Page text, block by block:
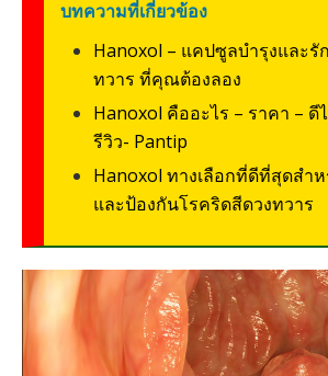
บทความที่เกี่ยวข้อง
Hanoxol – แคปซูลบำรุงและรั
ทวาร ที่คุณต้องลอง
Hanoxol คืออะไร – ราคา – ดี
รีวิว- Pantip
Hanoxol ทางเลือกที่ดีที่สุดสำ
และป้องกันโรคริดสีดวงทวาร